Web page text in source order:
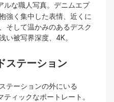
ルな職人写真。デニムエプ
強く集中した表情、近くに
そして温かみのあるデスク
い被写界深度、4K。
ステーション
ィックなポートレート。